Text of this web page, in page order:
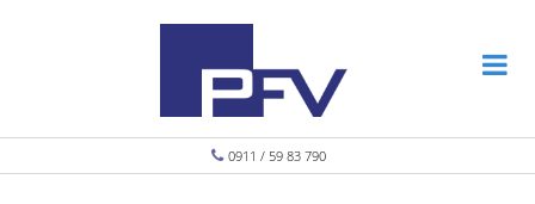
0911 / 59 83 790